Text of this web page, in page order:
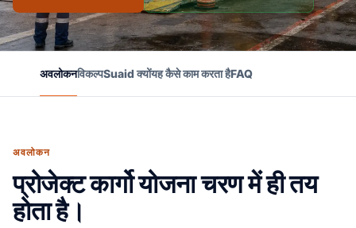
अवलोकनविकल्पSuaid क्योंयह कैसे काम करता हैFAQ
अवलोकन
प्रोजेक्ट कार्गो योजना चरण में ही तय
होता है।